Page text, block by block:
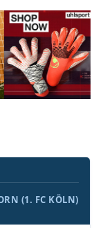
(1. FC KÖLN)